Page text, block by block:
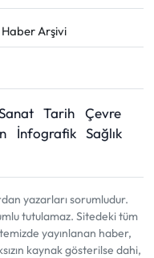
Haber Arşivi
Tarih
Çevre
İnfografik Sağlık
yazarları sorumludur.
tutulamaz. Sitedeki tüm
yayınlanan haber,
kaynak gösterilse dahi,